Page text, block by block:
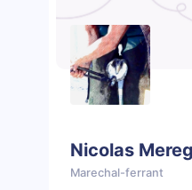
Nicolas
Marechal-ferrant